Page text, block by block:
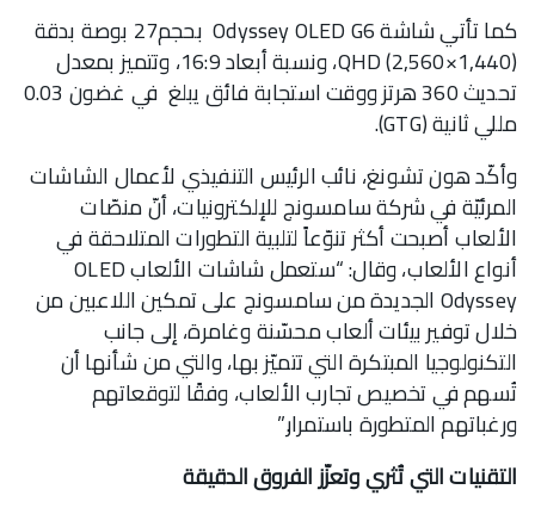
كما تأتي شاشة Odyssey OLED G6 بحجم27 بوصة بدقة
QHD (2,560×1,440)، ونسبة أبعاد 16:9، وتتميز بمعدل
تحديث 360 هرتز ووقت استجابة فائق يبلغ في غضون 0.03
مللي ثانية (GTG).
وأكّد هون تشونغ، نائب الرئيس التنفيذي لأعمال الشاشات
المرئيّة في شركة سامسونج للإلكترونيات، أنّ منصّات
الألعاب أصبحت أكثر تنوّعاً لتلبية التطورات المتلاحقة في
أنواع الألعاب، وقال: “ستعمل شاشات الألعاب OLED
Odyssey الجديدة من سامسونج على تمكين اللاعبين من
خلال توفير بيئات ألعاب محسّنة وغامرة، إلى جانب
التكنولوجيا المبتكرة التي تتميّز بها، والتي من شأنها أن
تُسهم في تخصيص تجارب الألعاب، وفقًا لتوقعاتهم
ورغباتهم المتطورة باستمرار.”
التقنيات التي تُثري وتعزّز الفروق الدقيقة